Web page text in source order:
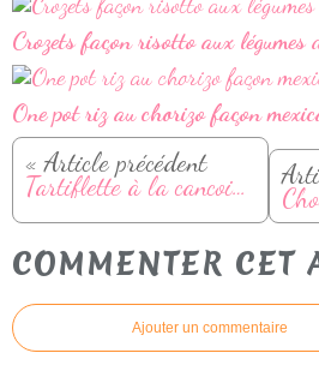
Crozets façon risotto aux légumes
One pot riz au chorizo façon
« Article précédent
Tartiflette à la cancoillotte
COMMENTER CET
Ajouter un commentaire